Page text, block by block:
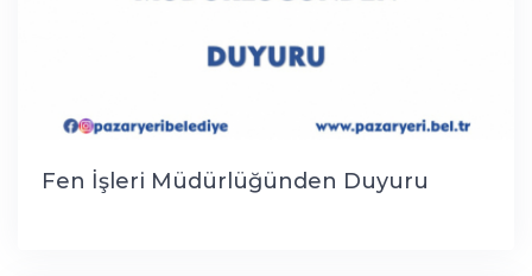
Fen İşleri Müdürlüğünden Duyuru